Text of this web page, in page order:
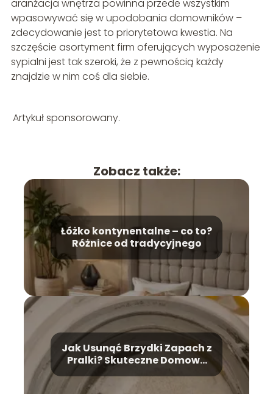
aranżacja wnętrza powinna przede wszystkim
wpasowywać się w upodobania domowników –
zdecydowanie jest to priorytetowa kwestia. Na
szczęście asortyment firm oferujących wyposażenie
sypialni jest tak szeroki, że z pewnością każdy
znajdzie w nim coś dla siebie.
Artykuł sponsorowany.
Zobacz także:
Łóżko kontynentalne – co to?
Różnice od tradycyjnego
Jak Usunąć Brzydki Zapach z
Pralki? Skuteczne Domowe